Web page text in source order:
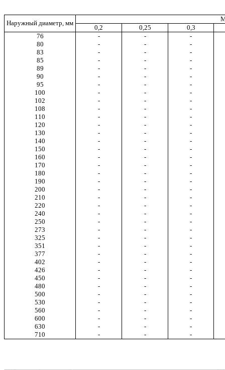
Наружный диаметр, мм
0,2
0,25
0,3
76
- -
-
80
- -
-
83
- -
-
85
- -
-
89
- -
-
90
- -
-
95
- -
-
100
- -
-
102
- -
-
108
- -
-
110
- -
-
120
- -
-
130
- -
-
140
- -
-
150
- -
-
160
- -
-
170
- -
-
180
- -
-
190
- -
-
200
- -
-
210
- -
-
220
- -
-
240
- -
-
250
- -
-
273
- -
-
325
- -
-
351
- -
-
377
- -
-
402
- -
-
426
- -
-
450
- -
-
480
- -
-
500
- -
-
530
- -
-
560
- -
-
600
- -
-
630
- -
-
710
- - -